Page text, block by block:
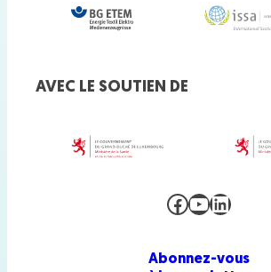
AVEC LE SOUTIEN DE
Facebook YouTube LinkedIn
Abonnez-vous